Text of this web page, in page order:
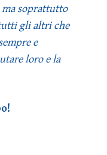
ma soprattutto
gli altri che
e
loro e la